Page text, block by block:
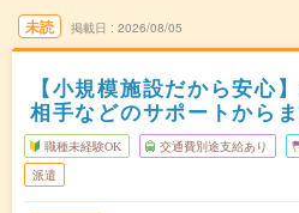
未読 掲載日 2026/08/05
【小規模施設だから安心
相手などのサポートから
職種未経験OK 交通費別途支給あり
派遣